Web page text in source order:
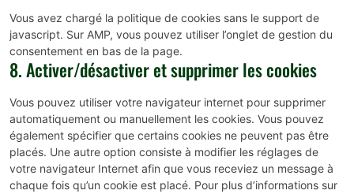
Vous avez chargé la politique de cookies sans le support de
javascript. Sur AMP, vous pouvez utiliser l’onglet de gestion du
consentement en bas de la page.
8. Activer/désactiver et supprimer les cookies
Vous pouvez utiliser votre navigateur internet pour supprimer
automatiquement ou manuellement les cookies. Vous pouvez
également spécifier que certains cookies ne peuvent pas être
placés. Une autre option consiste à modifier les réglages de
votre navigateur Internet afin que vous receviez un message à
chaque fois qu’un cookie est placé. Pour plus d’informations sur